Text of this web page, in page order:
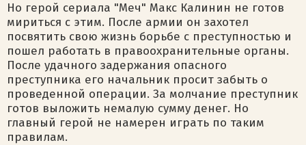
Но герой сериала "Меч" Макс Калинин не готов
мириться с этим. После армии он захотел
посвятить свою жизнь борьбе с преступностью и
пошел работать в правоохранительные органы.
После удачного задержания опасного
преступника его начальник просит забыть о
проведенной операции. За молчание преступник
готов выложить немалую сумму денег. Но
главный герой не намерен играть по таким
правилам.